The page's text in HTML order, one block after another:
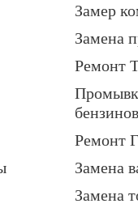
Замер
Замена
Ремонт
Ремонт
Замена
Замена